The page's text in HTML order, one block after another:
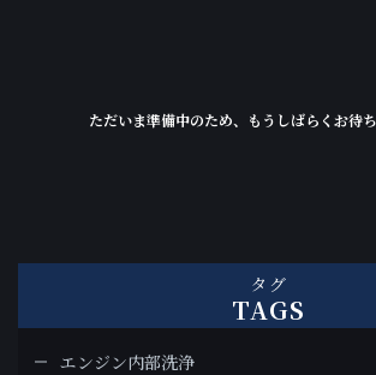
ただいま準備中のため、もうしばらくお待ち
タグ
TAGS
エンジン内部洗浄